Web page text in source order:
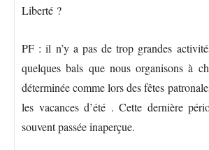
Liberté ?
PF : il n’y a pas de trop grandes
quelques bals que nous organisons à
déterminée comme lors des fêtes
les vacances d’été . Cette dernière
souvent passée inaperçue.